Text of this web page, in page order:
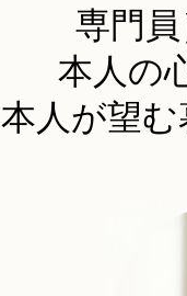
専門
本人の
本人が望